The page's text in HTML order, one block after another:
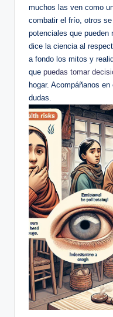
muchos las⁤ ven⁣ como
combatir‌ el ‌frío, otros
potenciales que pueden
dice la ciencia al
a fondo los mitos y
que‍ puedas tomar
hogar. Acompáñanos
⁣dudas.